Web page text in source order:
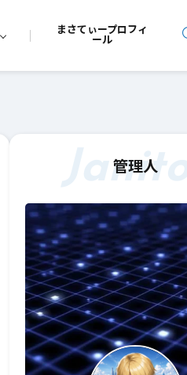
まさてぃープロフィ
ール
管理人
Janitor